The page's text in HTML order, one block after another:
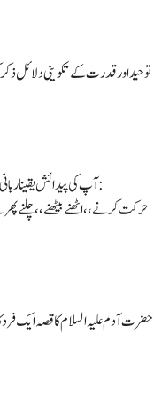
توحید اور قدرت کے تکوینی دلائل ذکر
آپ کی پیدائش یقینا ربانی قدرت کے مظاہر میں سے ایک مظہر تھی۔ کیونکہ بے جان مٹی سے ایک شخصیت پیدا کر دینا جسے:
حرکت کرنے،،اٹھنے بیٹھنے،، چلنے
حضرت آدم علیہ السلام کا قصہ ایک فرد